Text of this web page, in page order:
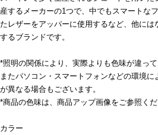
産するメーカーの1つで、中でもスマートな
たレザーをアッパーに使用するなど、他には
するブランドです。
*照明の関係により、実際よりも色味が違って
またパソコン・スマートフォンなどの環境
が異なる場合もございます。
*商品の色味は、商品アップ画像をご参照くだ
カラー